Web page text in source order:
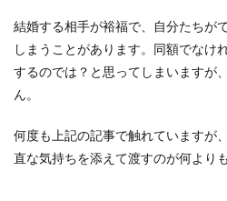
結婚する相手が裕福で、自分たちが
しまうことがあります。同額でなけ
するのでは？と思ってしまいますが
ん。
何度も上記の記事で触れていますが
直な気持ちを添えて渡すのが何より